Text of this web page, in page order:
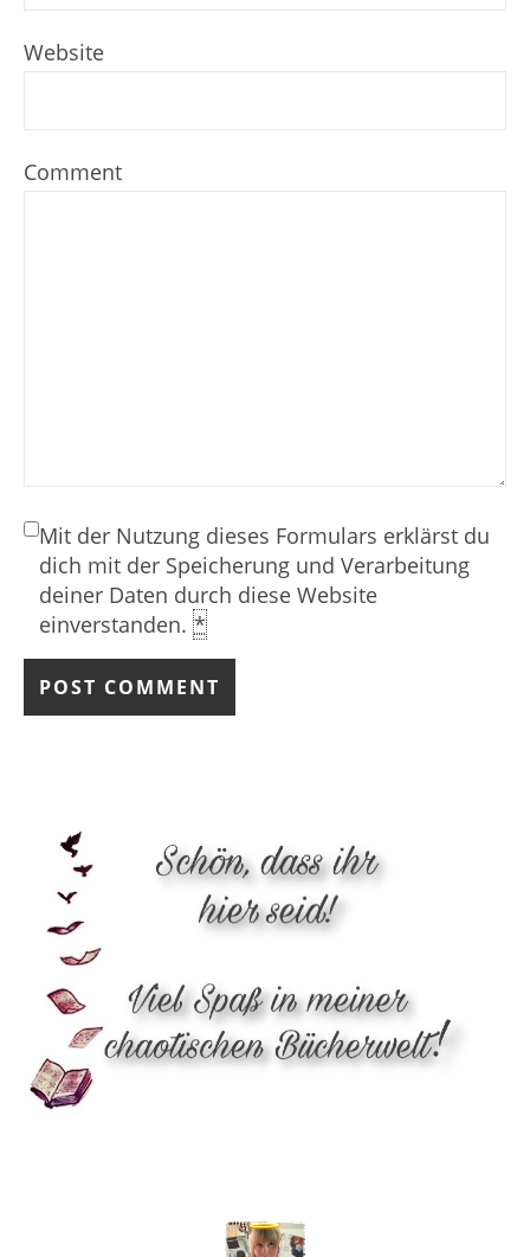
Website
Comment
Mit der Nutzung dieses Formulars erklärst du
dich mit der Speicherung und Verarbeitung
deiner Daten durch diese Website
einverstanden. *